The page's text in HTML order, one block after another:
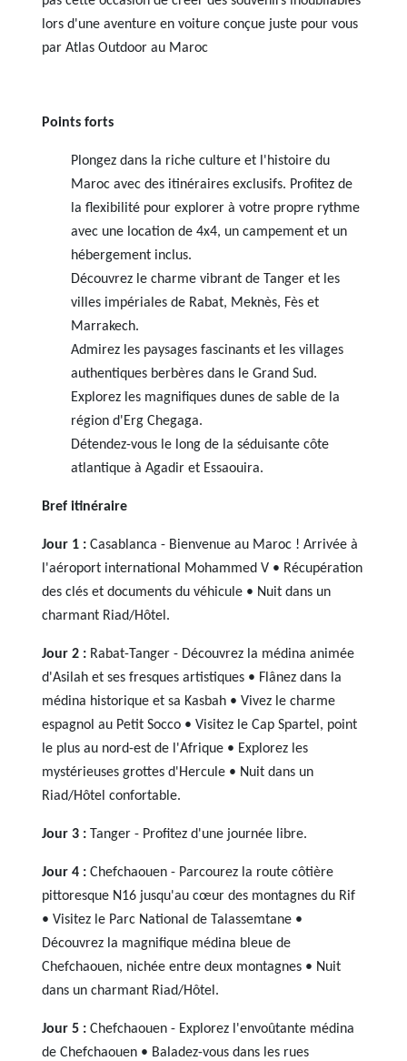
lors d'une aventure en voiture conçue juste pour vous
par Atlas Outdoor au Maroc
Points forts
Plongez dans la riche culture et l'histoire du
Maroc avec des itinéraires exclusifs. Profitez de
la flexibilité pour explorer à votre propre rythme
avec une location de 4x4, un campement et un
hébergement inclus.
Découvrez le charme vibrant de Tanger et les
villes impériales de Rabat, Meknès, Fès et
Marrakech.
Admirez les paysages fascinants et les villages
authentiques berbères dans le Grand Sud.
Explorez les magnifiques dunes de sable de la
région d'Erg Chegaga.
Détendez-vous le long de la séduisante côte
atlantique à Agadir et Essaouira.
Bref itinéraire
Jour 1 :Casablanca - Bienvenue au Maroc ! Arrivée à
l'aéroport international Mohammed V • Récupération
des clés et documents du véhicule • Nuit dans un
charmant Riad/Hôtel.
Jour 2 :Rabat-Tanger - Découvrez la médina animée
d'Asilah et ses fresques artistiques • Flânez dans la
médina historique et sa Kasbah • Vivez le charme
espagnol au Petit Socco • Visitez le Cap Spartel, point
le plus au nord-est de l'Afrique • Explorez les
mystérieuses grottes d'Hercule • Nuit dans un
Riad/Hôtel confortable.
Jour 3 :Tanger - Profitez d'une journée libre.
Jour 4 :Chefchaouen - Parcourez la route côtière
pittoresque N16 jusqu'au cœur des montagnes du Rif
• Visitez le Parc National de Talassemtane •
Découvrez la magnifique médina bleue de
Chefchaouen, nichée entre deux montagnes • Nuit
dans un charmant Riad/Hôtel.
Jour 5 :Chefchaouen - Explorez l'envoûtante médina
de Chefchaouen • Baladez-vous dans les rues